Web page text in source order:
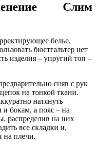
Слим
белье,
бюстгальтер нет
изделия – упругий топ –
сняв с рук
на тонкой ткани.
натянуть
бокам, а пояс – на
распределив на них
все складки и,
на плечи.